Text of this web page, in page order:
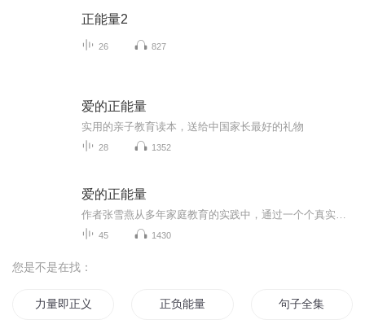
正能量2
26 827
爱的正能量
实用的亲子教育读本，送给中国家长最好的礼物
28 1352
爱的正能量
45 1430
您是不是在找：
力量即正义 正负能量 句子全集